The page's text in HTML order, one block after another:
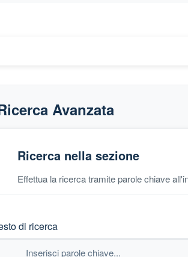
Avanzata
Ricerca nella sezione
Effettua la ricerca tramite parole chiave
di ricerca